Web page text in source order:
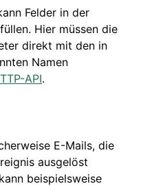
Felder in der
Hier müssen die
direkt mit den in
Namen
API.
E-Mails, die
ausgelöst
beispielsweise